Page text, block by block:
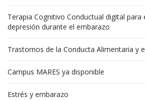
Terapia Cognitivo Conductual digital
depresión durante el embarazo
Trastornos de la Conducta Alimentaria y
Campus MARES ya disponible
Estrés y embarazo